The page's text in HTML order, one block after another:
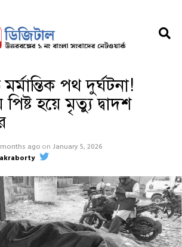
পথ দুর্ঘটনা!
হয়ে মৃত্যু দ্বাদশ
ago on January 5, 2026